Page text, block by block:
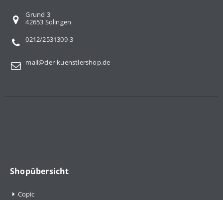
Grund 3
42653 Solingen
0212/2531309-3
mail@der-kuenstlershop.de
Shopübersicht
Copic